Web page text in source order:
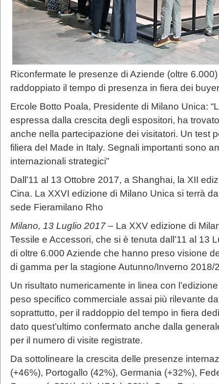
Riconfermate le presenze di Aziende (oltre
raddoppiato il tempo di presenza in fiera dei buyer
Ercole Botto Poala, Presidente di Milano Unica:
espressa dalla crescita degli espositori, ha
anche nella partecipazione dei visitatori. Un test
filiera del Made in Italy. Segnali importanti sono
internazionali strategici”
Dall’11 al 13 Ottobre 2017, a Shanghai, la XII
Cina. La XXVI edizione di Milano Unica si terrà
sede Fieramilano Rho
Milano, 13 Luglio 2017 – La XXV edizione di
Tessile e Accessori, che si è tenuta dall’11 al 13
di oltre 6.000 Aziende che hanno preso visione
di gamma per la stagione Autunno/Inverno 2018/
Un risultato numericamente in linea con
peso specifico commerciale assai più rilevante
soprattutto, per il raddoppio del tempo in fiera
dato quest’ultimo confermato anche dalla
per il numero di visite registrate.
Da sottolineare la crescita delle presenze
(+46%), Portogallo (42%), Germania (+32%),